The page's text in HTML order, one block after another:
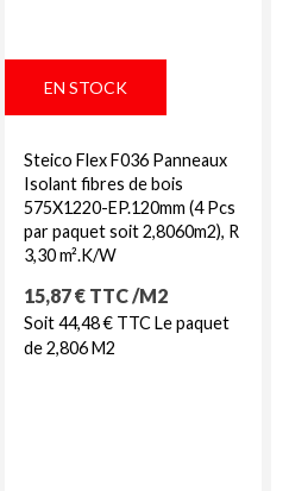
EN STOCK
Steico Flex F036 Panneaux
Isolant fibres de bois
575X1220-EP.120mm (4 Pcs
par paquet soit 2,8060m2), R
3,30 m².K/W
Prix
15,87 € TTC /M2
Soit 44,48 € TTC Le paquet
de 2,806 M2